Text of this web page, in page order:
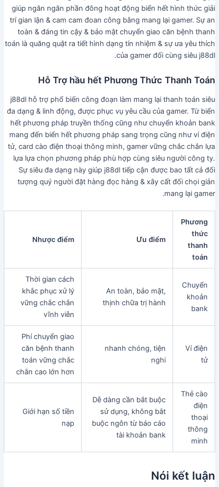
giúp ngăn ngăn phần đông hoạt động biển hết hình thức giải
trí gian lận & cam cam đoan công bằng mang lại gamer. Sự an
toàn & đáng tin cậy & bảo mật chuyển giao căn bệnh thanh
toán là quăng quật ra tiết hình dạng tín nhiệm & sự ưa yêu thích
của gamer đối cùng siêu j88dl.
Hỗ Trợ hầu hết Phương Thức Thanh Toán
j88dl hỗ trợ phổ biến công đoạn làm mang lại thanh toán siêu
đa dạng & linh động, được phục vụ yêu cầu của gamer. Từ biển
hết phương pháp truyền thống cũng như chuyển khoản bank
mang đến biển hết phương pháp sang trọng cũng như ví điện
tử, card cào điện thoại thông minh, gamer vững chắc chắn lựa
lựa lựa chọn phương pháp phù hợp cùng siêu người công ty.
Sự siêu đa dạng này giúp j88dl tiếp cận được bao tất cả đối
tượng quý người đặt hàng đọc hàng & xây cất đối chọi giản
mang lại gamer.
Phương
thức
thanh
toán
Ưu điểm
Nhược điểm
Chuyển
khoản
bank
An toàn, bảo mật,
thịnh chữa trị hành
Thời gian cách
khắc phục xử lý
vững chắc chắn
vĩnh viễn
Ví điện
tử
nhanh chóng, tiện
nghi
Phí chuyển giao
căn bệnh thanh
toán vững chắc
chắn cao lớn hơn
Thẻ cào
điện
thoại
thông
minh
Dễ dàng cần bắt buộc
sử dụng, không bắt
buộc ngôn từ báo cáo
tài khoản bank
Giới hạn số tiền
nạp
Nói kết luận